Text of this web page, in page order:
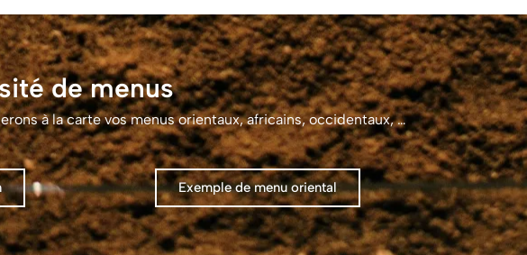
de menus
à la carte vos menus orientaux, africains, occidentaux, …
Exemple de menu oriental